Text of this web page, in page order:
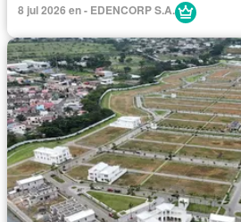
8 jul 2026 en - EDENCORP S.A.